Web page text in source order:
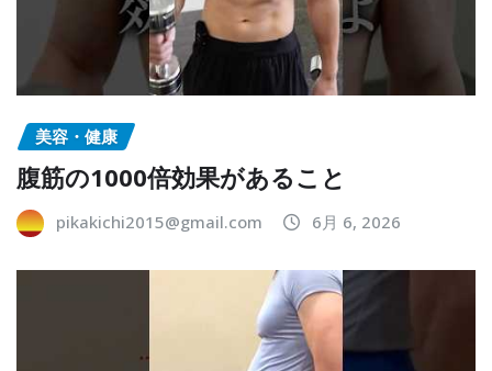
美容・健康
腹筋の1000倍効果があること
pikakichi2015@gmail.com 6月 6, 2026